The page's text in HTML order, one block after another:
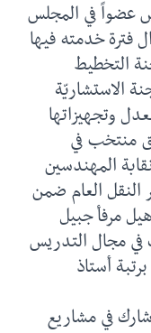
عضواً في المجلس
فترة خدمته فيها
رئاسة لجنة التخطيط
الاستشاريّة
وتجهيزاتها
عضو سابق منتخب في
المهندسين
النقل العام ضمن
مرفأ جبيل
في مجال التدريس
أستاذ
في مشاريع